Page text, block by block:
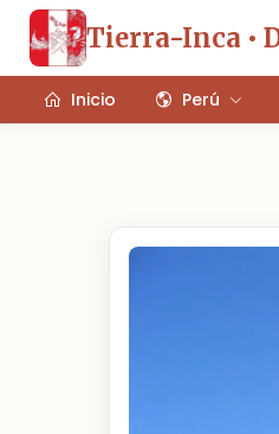
Tierra-Inca •
Inicio Perú